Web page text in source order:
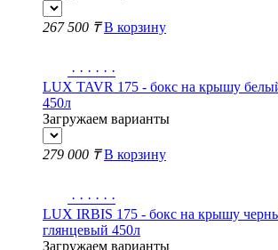
267 500 ₸ В корзину
· · · · · ·
LUX TAVR 175 - бокс на крышу
450л
Загружаем варианты
279 000 ₸ В корзину
· · · · · ·
LUX IRBIS 175 - бокс на крышу
глянцевый 450л
Загружаем варианты